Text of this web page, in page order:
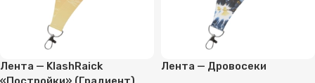
Лента — KlashRaick
Лента — Дровосеки